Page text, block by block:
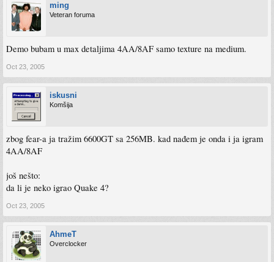
ming
Veteran foruma
Demo bubam u max detaljima 4AA/8AF samo texture na medium.
Oct 23, 2005
iskusni
Komšija
zbog fear-a ja tražim 6600GT sa 256MB. kad nađem je onda i ja igram
4AA/8AF
još nešto:
da li je neko igrao Quake 4?
Oct 23, 2005
AhmeT
Overclocker